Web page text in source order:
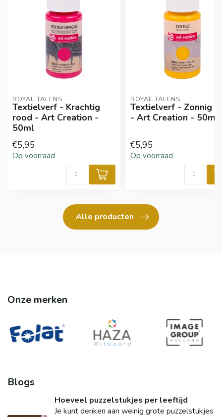
ROYAL TALENS
Textielverf - Krachtig
rood - Art Creation -
50ml
€5,95
Op voorraad
ROYAL TALENS
Textielverf - Zonnig
- Art Creation - 50ml
€5,95
Op voorraad
Alle producten
Onze merken
Blogs
Hoeveel puzzelstukjes per leeftijd
Je kunt denken aan weinig grote puzzelstukjes